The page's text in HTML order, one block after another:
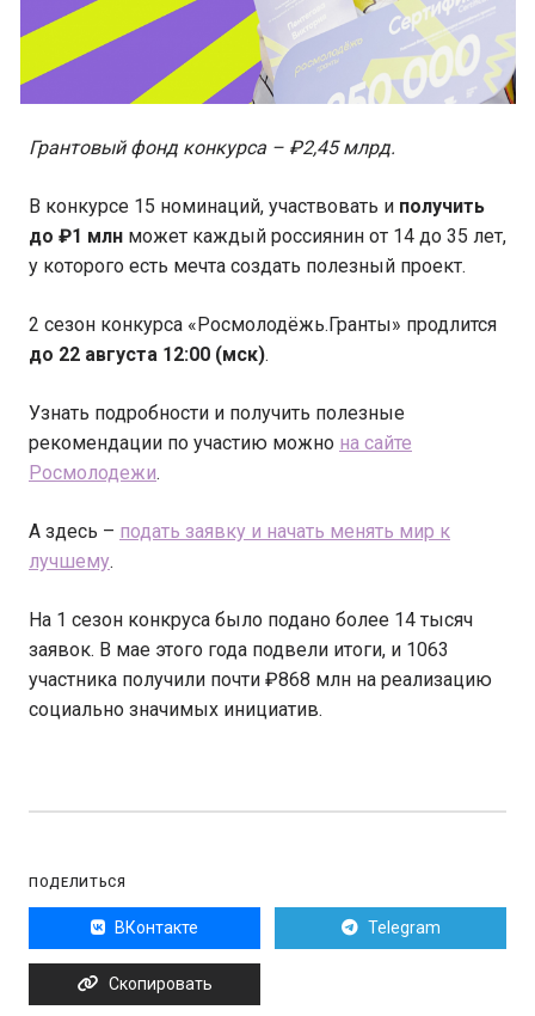
Грантовый фонд конкурса – ₽2,45 млрд.
В конкурсе 15 номинаций, участвовать и получить
до ₽1 млн может каждый россиянин от 14 до 35 лет,
у которого есть мечта создать полезный проект.
2 сезон конкурса «Росмолодёжь.Гранты» продлится
до 22 августа 12:00 (мск).
Узнать подробности и получить полезные
рекомендации по участию можно на сайте
Росмолодежи.
А здесь – подать заявку и начать менять мир к
лучшему.
На 1 сезон конкруса было подано более 14 тысяч
заявок. В мае этого года подвели итоги, и 1063
участника получили почти ₽868 млн на реализацию
социально значимых инициатив.
ПОДЕЛИТЬСЯ
ВКонтакте Telegram
Скопировать